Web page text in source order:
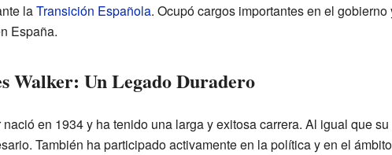
laTransición Española. Ocupó cargos importantes en el
España.
Walker: Un Legado Duradero
en 1934 y ha tenido una larga y exitosa carrera. Al igual que
También ha participado activamente en la política y en el